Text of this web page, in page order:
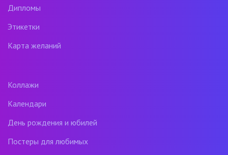
Дипломы
Этикетки
Карта желаний
Коллажи
Календари
День рождения и юбилей
Постеры для любимых